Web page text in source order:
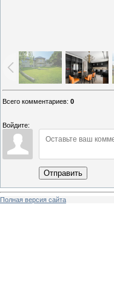
Всего комментариев: 0
Войдите:
Отправить
Полная версия сайта